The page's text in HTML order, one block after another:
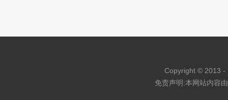
Copyright © 2013 -
免责声明:本网站内容